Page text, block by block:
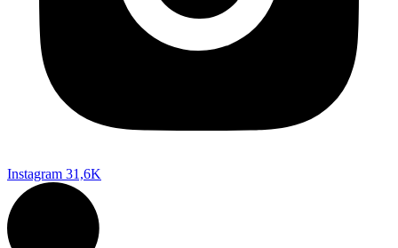
Instagram 31,6K